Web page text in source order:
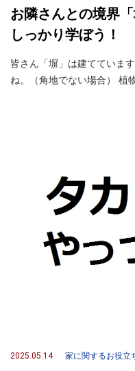
お隣さんとの境界
しっかり学ぼう！
皆さん「塀」は建てていま
ね。（角地でない場合） 植
2025.05.14 家に関するお役立